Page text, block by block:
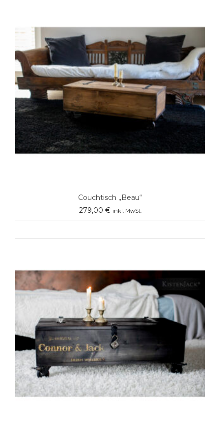
Couchtisch „Beau“
279,00 € inkl. MwSt.